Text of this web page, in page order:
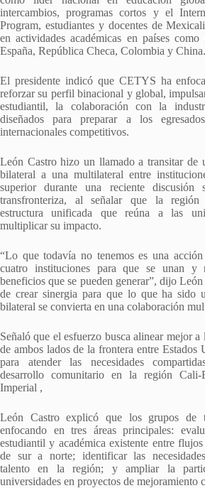
intercambios, programas cortos y el
Program, estudiantes y docentes de
en actividades académicas en países como
España, República Checa, Colombia y China.
El presidente indicó que CETYS ha
reforzar su perfil binacional y global,
estudiantil, la colaboración con la
diseñados para preparar a los
internacionales competitivos.
León Castro hizo un llamado a transitar de
bilateral a una multilateral entre
superior durante una reciente discusión
transfronteriza, al señalar que la
estructura unificada que reúna a las
multiplicar su impacto.
“Lo que todavía no tenemos es una
cuatro instituciones para que se unan y
beneficios que se pueden generar”, dijo León
de crear sinergia para que lo que ha sido
bilateral se convierta en una colaboración
Señaló que el esfuerzo busca alinear mejor a
de ambos lados de la frontera entre
para atender las necesidades
desarrollo comunitario en la región
Imperial ,
León Castro explicó que los grupos de
enfocando en tres áreas principales:
estudiantil y académica existente entre
de sur a norte; identificar las
talento en la región; y ampliar la
universidades en proyectos de mejoramiento